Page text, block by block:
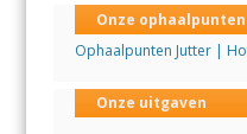
Onze ophaalpunten
Ophaalpunten Jutter |
Onze uitgaven